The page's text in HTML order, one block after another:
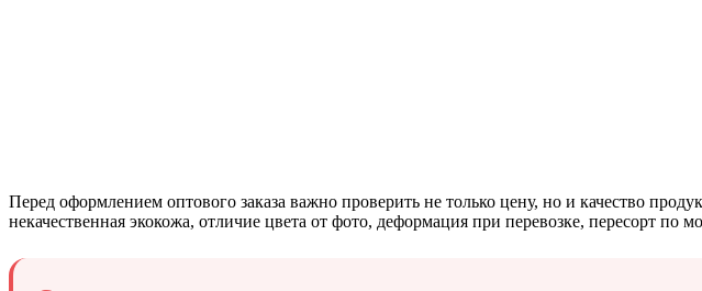
Перед оформлением оптового заказа важно проверить не только цену, но и качество
некачественная экокожа, отличие цвета от фото, деформация при перевозке, пересорт